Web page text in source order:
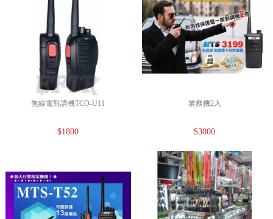
無線電對講機TCO-U11
$1800
業務機2入
$3000